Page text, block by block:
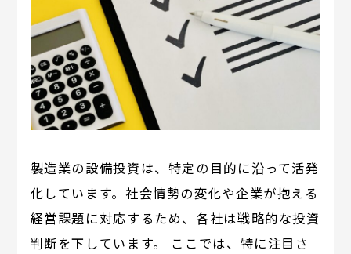
製造業の設備投資は、特定の目的に沿って活発
化しています。社会情勢の変化や企業が抱える
経営課題に対応するため、各社は戦略的な投資
判断を下しています。 ここでは、特に注目さ